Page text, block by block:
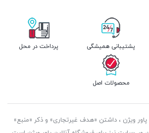
پشتیبانی همیشگی پرداخت در محل
محصولات اصل
پاور ویژن ، داشتن «هدف غیرتجاری» و ذکر «منبع»